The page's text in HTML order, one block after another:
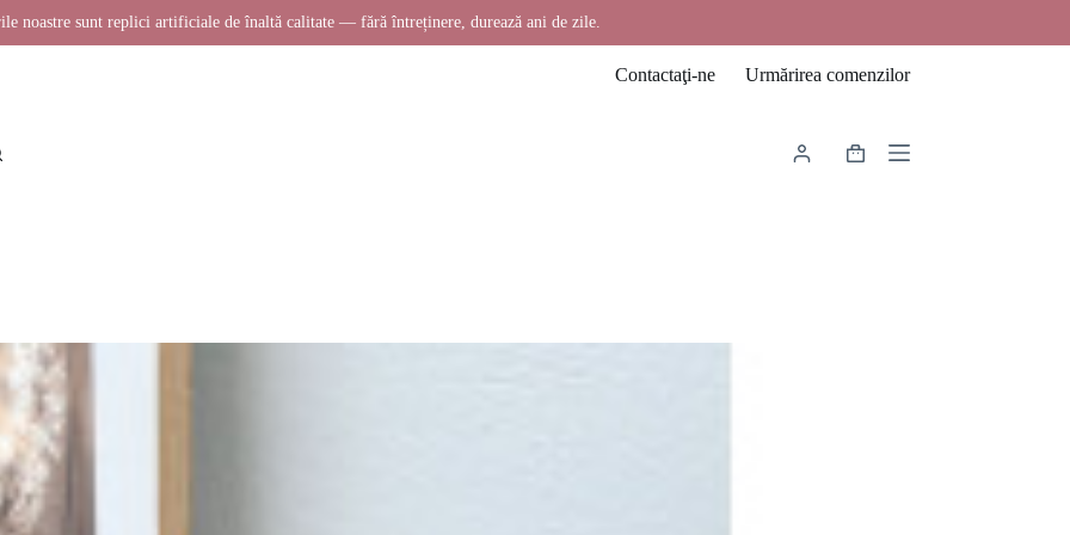
noastre sunt replici artificiale de înaltă calitate — fără întreținere, durează ani de zile.
Contactaţi-ne Urmărirea comenzilor
Coș